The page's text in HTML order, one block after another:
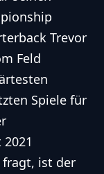
Trevor
Feld
Spiele für
ist der